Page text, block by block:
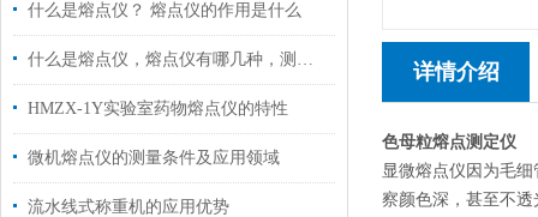
什么是熔点仪？ 熔点仪的作用是什么
什么是熔点仪，熔点仪有哪几种，测量原理是什么？
HMZX-1Y实验室药物熔点仪的特性
微机熔点仪的测量条件及应用领域
流水线式称重机的应用优势
详情介绍
色母粒熔点测定仪
显微熔点仪因为毛
察颜色深，甚至不透